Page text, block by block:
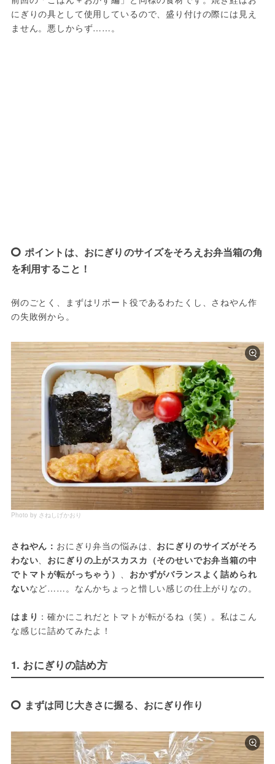
にぎりの具として使用しているので、盛り付けの際には見え
ません。悪しからず……。
ポイントは、おにぎりのサイズをそろえお弁当箱の角
を利用すること！
例のごとく、まずはリポート役であるわたくし、さねやん作
の失敗例から。
Photo by さねしげかおり
さねやん： おにぎり弁当の悩みは、 おにぎりのサイズがそろ
わない、 おにぎりの上がスカスカ（そのせいでお弁当箱の中
でトマトが転がっちゃう） 、 おかずがバランスよく詰められ
ないなど……。なんかちょっと惜しい感じの仕上がりなの。
はまり ：確かにこれだとトマトが転がるね（笑）。私はこん
な感じに詰めてみたよ！
1. おにぎりの詰め方
まずは同じ大きさに握る、おにぎり作り